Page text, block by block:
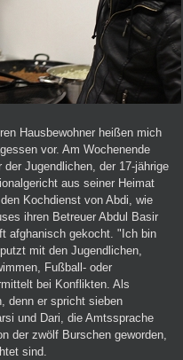
Hausbewohner heißen mich
vor. Am Wochenende
Jugendlichen, der 17-jährige
aus seiner Heimat
Kochdienst von Abdi, wie
ihren Betreuer Abdul Basir
afghanisch gekocht. "Ich bin
mit den Jugendlichen,
Fußball- oder
bei Konflikten. Als
denn er spricht sieben
und Dari, die Amtssprache
der zwölf Burschen geworden,
sind.